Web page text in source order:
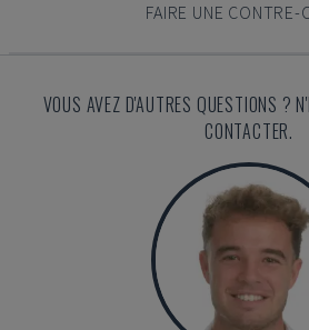
FAIRE UNE CONTRE-
VOUS AVEZ D'AUTRES QUESTIONS ?
CONTACTER.